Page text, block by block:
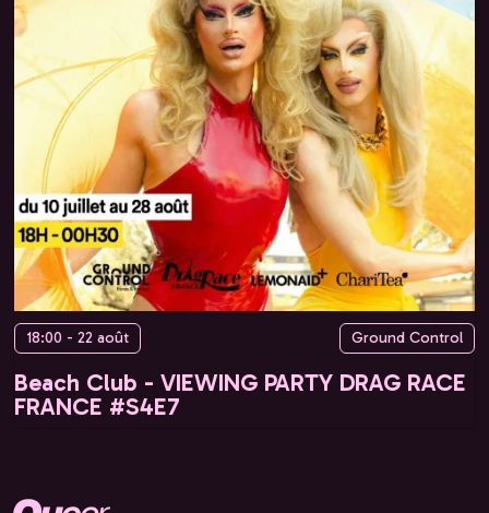
18:00 - 22 août Ground Control
Beach Club - VIEWING PARTY DRAG RACE
FRANCE #S4E7